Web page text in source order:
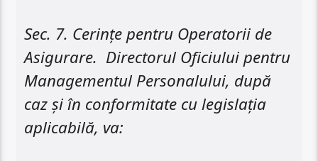
Sec. 7. Cerințe pentru Operatorii de
Asigurare. Directorul Oficiului pentru
Managementul Personalului, după
caz ​​și în conformitate cu legislația
aplicabilă, va: